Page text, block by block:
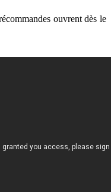
ouvrent dès le